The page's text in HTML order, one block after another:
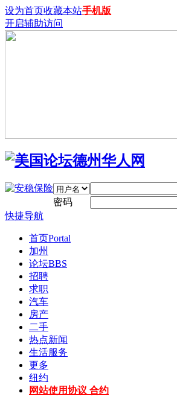
设为首页收藏本站手机版
开启辅助访问
密码
快捷导航
首页Portal
加州
论坛BBS
招聘
求职
汽车
房产
二手
热点新闻
生活服务
更多
纽约
网站使用协议 合约